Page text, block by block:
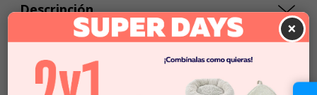
Descripción
Cantidad:
- +
$3.490
En Stock
×